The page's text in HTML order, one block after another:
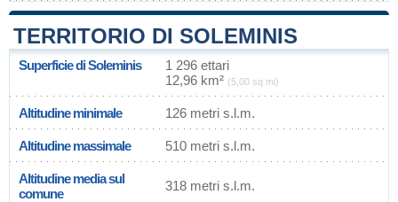
TERRITORIO DI SOLEMINIS
Superficie di Soleminis
1 296 ettari
12,96 km² (5,00 sq mi)
Altitudine minimale 126 metri s.l.m.
Altitudine massimale 510 metri s.l.m.
Altitudine media sul
comune
318 metri s.l.m.